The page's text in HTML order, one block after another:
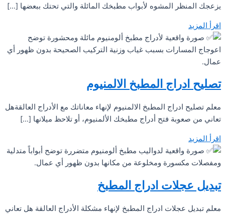
يزعجك المنظر المشوه لأبواب مطبخك المائلة والتي تحتك ببعضها […]
اقرأ المزيد
تصليح ادراج المطبخ الالمنيوم
معلم تصليح ادراج المطبخ الالمنيوم لإنهاء معاناتك مع الأدراج العالقةهل
تعاني من صعوبة فتح أدراج مطبخك الألمنيوم، أو تلاحظ ميلانها […]
اقرأ المزيد
تبديل عجلات ادراج المطبخ
معلم تبديل عجلات ادراج المطبخ لإنهاء مشكلة الأدراج العالقة هل تعاني